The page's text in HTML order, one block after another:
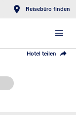
Reisebüro finden
Hotel teilen